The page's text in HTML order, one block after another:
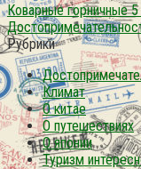
Коварные горничные
Рубрики
Климат
О китае
О путешествиях
О японии
Туризм